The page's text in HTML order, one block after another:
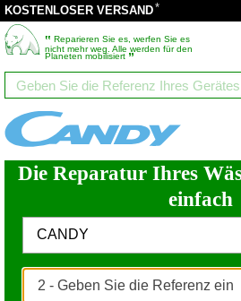
KOSTENLOSER VERSAND*
‟ Reparieren Sie es, werfen Sie es
nicht mehr weg. Alle werden für den
Planeten mobilisiert ”
Die Reparatur Ihres
einfach
CANDY